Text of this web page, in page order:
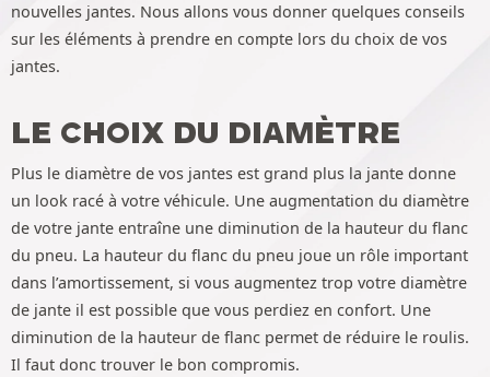
nouvelles jantes. Nous allons vous donner quelques conseils
sur les éléments à prendre en compte lors du choix de vos
jantes.
LE CHOIX DU DIAMÈTRE
Plus le diamètre de vos jantes est grand plus la jante donne
un look racé à votre véhicule. Une augmentation du diamètre
de votre jante entraîne une diminution de la hauteur du flanc
du pneu. La hauteur du flanc du pneu joue un rôle important
dans l’amortissement, si vous augmentez trop votre diamètre
de jante il est possible que vous perdiez en confort. Une
diminution de la hauteur de flanc permet de réduire le roulis.
Il faut donc trouver le bon compromis.